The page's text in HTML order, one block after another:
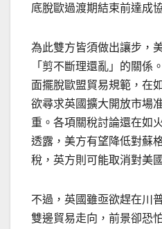
底脫歐過渡期結束前達成
為此雙方皆須做出讓步，
「剪不斷理還亂」的關係
面擺脫歐盟貿易規範，在
欲尋求英國擴大開放市場
重。各項關稅討論還在如
透露，美方有望降低對蘇
稅，英方則可能取消對美
不過，英國雖亟欲趕在川
雙邊貿易走向，前景卻恐